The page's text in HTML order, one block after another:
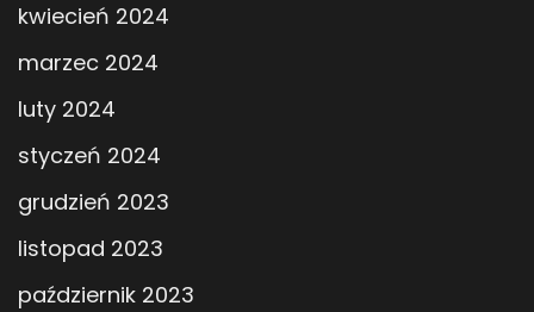
kwiecień 2024
marzec 2024
luty 2024
styczeń 2024
grudzień 2023
listopad 2023
październik 2023